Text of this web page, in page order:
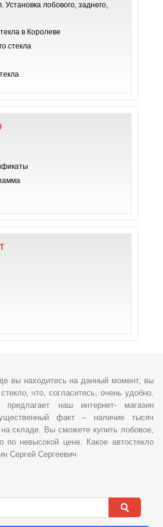
Установка лобового, заднего,
в Королеве
стекла
вы находитесь на данный момент, вы
что, согласитесь, очень удобно.
наш интернет- магазин
факт – наличие тысяч
складе. Вы сможете купить лобовое,
по невысокой цене. Какое автостекло
Сергей Сергеевич